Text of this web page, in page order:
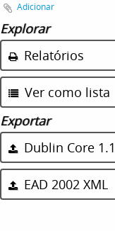
Adicionar
Explorar
Relatórios
Ver como lista
Exportar
Dublin Core
EAD 2002 XML